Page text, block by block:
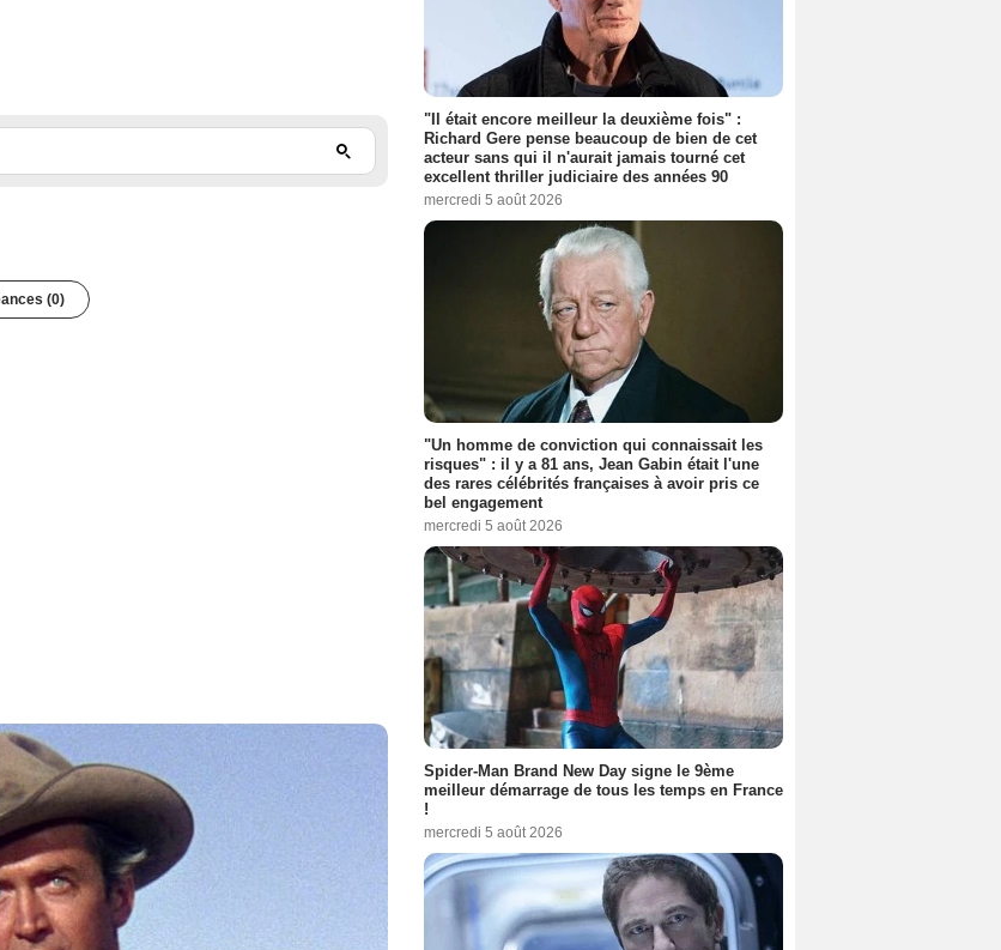
(0)
"Il était encore meilleur la deuxième fois" :
Richard Gere pense beaucoup de bien de cet
acteur sans qui il n'aurait jamais tourné cet
excellent thriller judiciaire des années 90
mercredi 5 août 2026
"Un homme de conviction qui connaissait les
risques" : il y a 81 ans, Jean Gabin était l'une
des rares célébrités françaises à avoir pris ce
bel engagement
mercredi 5 août 2026
Spider-Man Brand New Day signe le 9ème
meilleur démarrage de tous les temps en France
!
mercredi 5 août 2026